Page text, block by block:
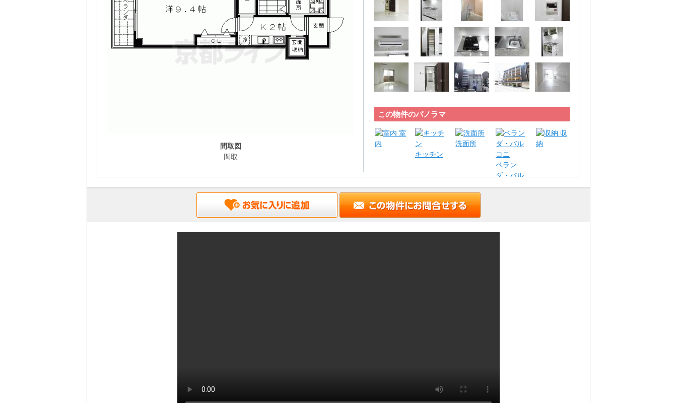
間取図
間取
この物件のパノラマ
室
内
キッチン
洗面所
ベラン
ダ・バル
コニ
収
納